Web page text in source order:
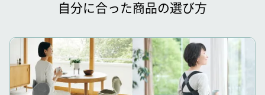
自分に合った商品の選び方